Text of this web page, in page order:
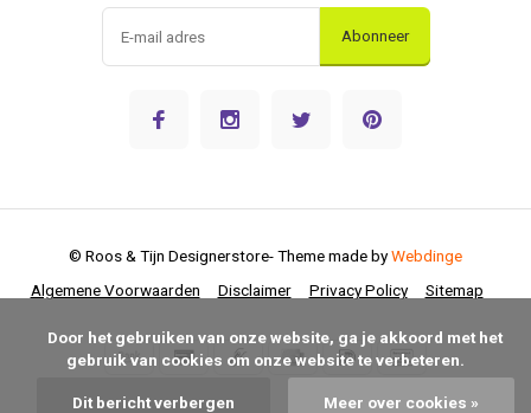
Abonneer
Algemene Voorwaarden Disclaimer Privacy Policy Sitemap
© Roos & Tijn Designerstore- Theme made byWebdinge
gebruik van cookies om onze website te verbeteren.
Dit bericht verbergen Meer over cookies »